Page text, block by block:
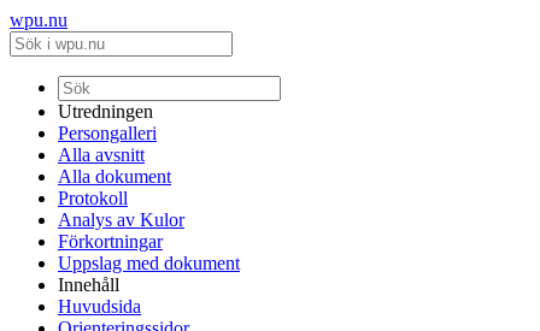
wpu.nu
Utredningen
Persongalleri
Alla avsnitt
Alla dokument
Protokoll
Analys av Kulor
Förkortningar
Uppslag med dokument
Innehåll
Huvudsida